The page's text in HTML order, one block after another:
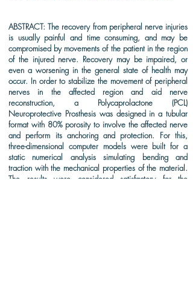
ABSTRACT: The recovery from peripheral nerve injuries
is usually painful and time consuming, and may be
compromised by movements of the patient in the region
of the injured nerve. Recovery may be impaired, or
even a worsening in the general state of health may
occur. In order to stabilize the movement of peripheral
nerves in the affected region and aid nerve
reconstruction, a Polycaprolactone (PCL)
Neuroprotective Prosthesis was designed in a tubular
format with 80% porosity to involve the affected nerve
and perform its anchoring and protection. For this,
three-dimensional computer models were built for a
static numerical analysis simulating bending and
traction with the mechanical properties of the material.
The results were considered satisfactory for the